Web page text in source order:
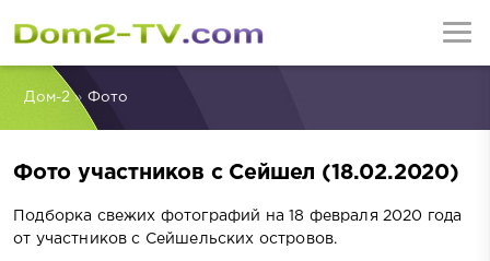
Дом-2» Фото
Фото участников с Сейшел (18.02.2020)
Подборка свежих фотографий на 18 февраля 2020 года
от участников с Сейшельских островов.